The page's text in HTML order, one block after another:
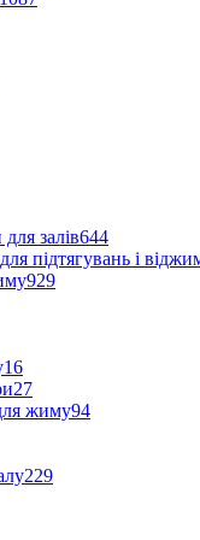
залів644
підтягувань і
929
16
27
жиму94
229